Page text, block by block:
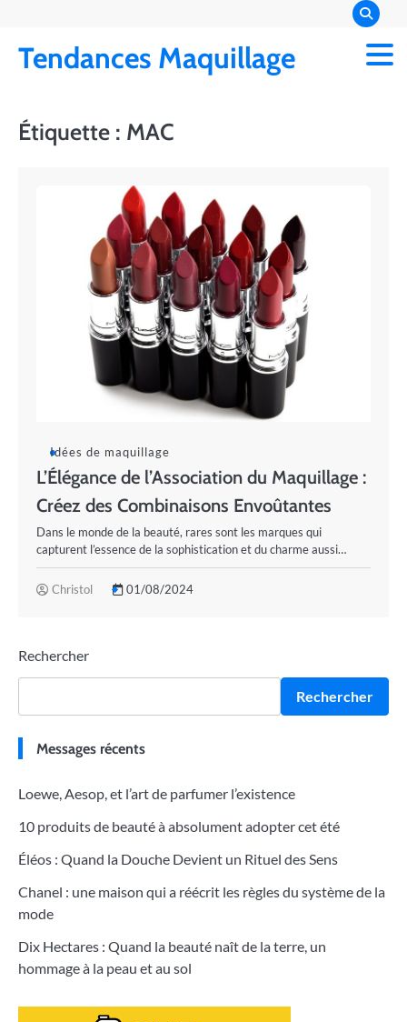
content
Tendances Maquillage
Étiquette : MAC
Idées de maquillage
L’Élégance de l’Association du Maquillage :
Créez des Combinaisons Envoûtantes
Dans le monde de la beauté, rares sont les marques qui
capturent l’essence de la sophistication et du charme aussi…
Christol 01/08/2024
Rechercher
Rechercher
Messages récents
Loewe, Aesop, et l’art de parfumer l’existence
10 produits de beauté à absolument adopter cet été
Éléos : Quand la Douche Devient un Rituel des Sens
Chanel : une maison qui a réécrit les règles du système de la
mode
Dix Hectares : Quand la beauté naît de la terre, un
hommage à la peau et au sol